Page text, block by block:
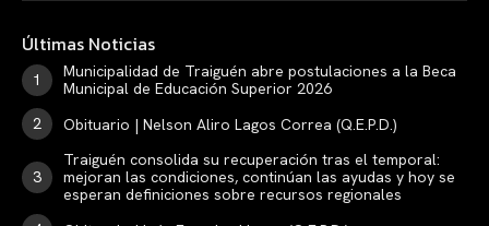
Últimas Noticias
Municipalidad de Traiguén abre postulaciones a la Beca
Municipal de Educación Superior 2026
Obituario | Nelson Aliro Lagos Correa (Q.E.P.D.)
Traiguén consolida su recuperación tras el temporal:
mejoran las condiciones, continúan las ayudas y hoy se
esperan definiciones sobre recursos regionales